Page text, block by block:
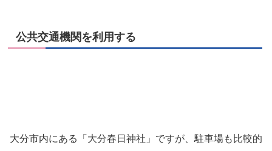
公共交通機関を利用する
大分市内にある「大分春日神社」ですが、駐車場も比較的